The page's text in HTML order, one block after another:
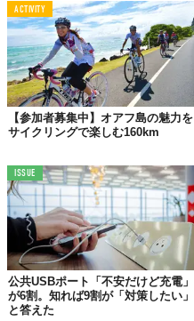
ACTIVITY
【参加者募集中】オアフ島の魅力を
サイクリングで楽しむ160km
ISSUE
公共USBポート「不安だけど充電」
が6割。知れば9割が「対策したい」
と答えた